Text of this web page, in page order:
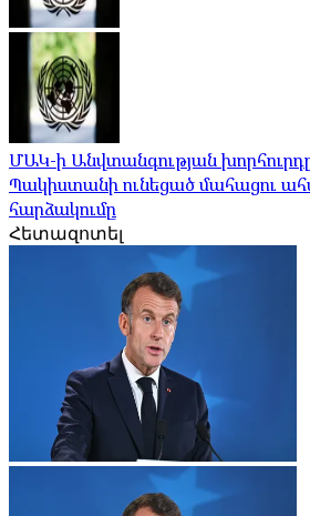
ՄԱԿ-ի Անվտանգության
Պակիստանի ունեցած մահացու
հարձակումը
Հետազոտել